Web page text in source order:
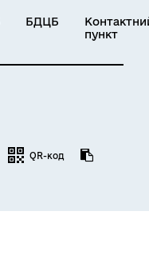
БДЦБ
пункт
QR-код